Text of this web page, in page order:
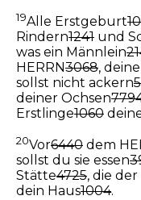
19Alle Erstgeburt
Rindern1241 und
was ein Männlein
HERRN3068,
sollst nicht ackern
deiner Ochsen
Erstlinge1060
20Vor6440 dem
sollst du sie essen
Stätte4725, die der
dein Haus1004.